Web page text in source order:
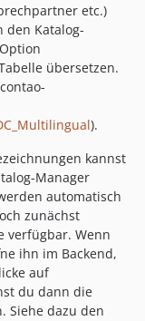
etc.)
den Katalog-
übersetzen.
).
kannst
Manager
automatisch
zunächst
verfügbar. Wenn
ihn im Backend,
auf
du dann die
Siehe dazu den